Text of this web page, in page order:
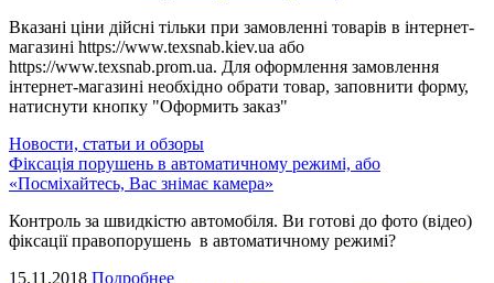
Вказані ціни дійсні тільки при замовленні товарів в інтернет-
магазині https://www.texsnab.kiev.ua або
https://www.texsnab.prom.ua. Для оформлення замовлення
інтернет-магазині необхідно обрати товар, заповнити форму,
натиснути кнопку "Оформить заказ"
Новости, статьи и обзоры
Фіксація порушень в автоматичному режимі, або
«Посміхайтесь, Вас знімає камера»
Контроль за швидкістю автомобіля. Ви готові до фото (відео)
фіксації правопорушень в автоматичному режимі?
15.11.2018 Подробнее